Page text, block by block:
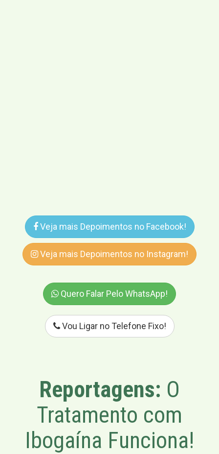
Veja mais Depoimentos no Facebook!
Veja mais Depoimentos no Instagram!
Quero Falar Pelo WhatsApp!
Vou Ligar no Telefone Fixo!
Reportagens: O
Tratamento com
Ibogaína Funciona!